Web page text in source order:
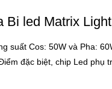
led Matrix
suất Cos: 50W và Pha:
đặc biệt, chip Led phụ